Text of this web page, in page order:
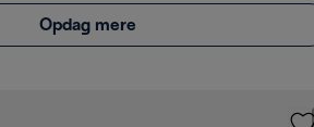
Opdag mere